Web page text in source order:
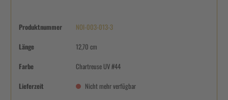
Produktnummer NOI-003-013-3
Länge 12,70 cm
Farbe Chartreuse UV #44
Lieferzeit Nicht mehr verfügbar